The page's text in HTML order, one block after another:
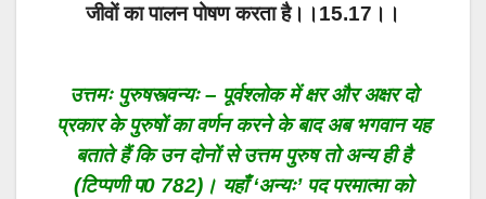
जीवों का पालन पोषण करता है।।15.17।।
उत्तमः पुरुषस्त्वन्यः – पूर्वश्लोक में क्षर और अक्षर दो
प्रकार के पुरुषों का वर्णन करने के बाद अब भगवान यह
बताते हैं कि उन दोनों से उत्तम पुरुष तो अन्य ही है
(टिप्पणी प0 782)। यहाँ ‘अन्यः’ पद परमात्मा को